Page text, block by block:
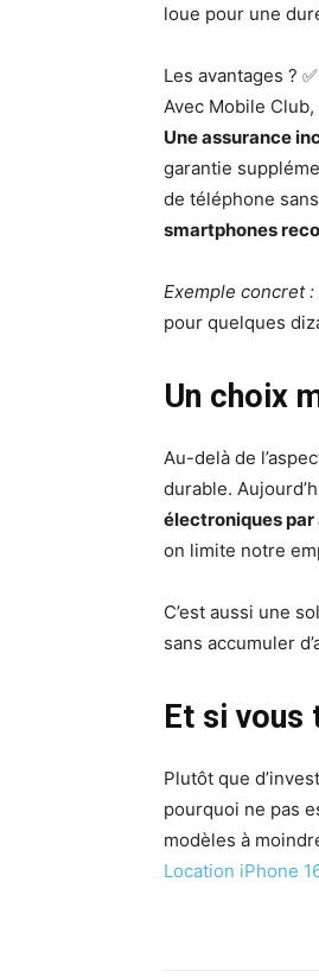
loue pour une
Les avantages ? ✅
Avec Mobile
Une assurance
garantie
de téléphone
smartphones
Exemple concret :
pour quelques
Un choix
Au-delà de
durable.
électroniques par
on limite notre
C’est aussi une
sans accumuler
Et si vous
Plutôt que
pourquoi ne pas
modèles à
Location iPhone